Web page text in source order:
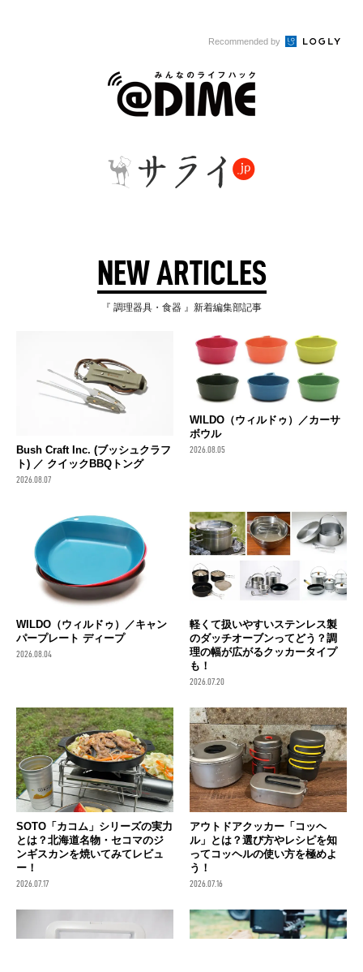
Recommended by
NEW ARTICLES
『 調理器具・食器 』新着編集部記事
Bush Craft Inc. (ブッシュクラフ
ト) ／ クイックBBQトング
2026.08.07
WILDO（ウィルドゥ）／カーサ
ボウル
2026.08.05
WILDO（ウィルドゥ）／キャン
パープレート ディープ
2026.08.04
軽くて扱いやすいステンレス製
のダッチオーブンってどう？調
理の幅が広がるクッカータイプ
も！
2026.07.20
SOTO「カコム」シリーズの実力
とは？北海道名物・セコマのジ
ンギスカンを焼いてみてレビュ
ー！
2026.07.17
アウトドアクッカー「コッヘ
ル」とは？選び方やレシピを知
ってコッヘルの使い方を極めよ
う！
2026.07.16